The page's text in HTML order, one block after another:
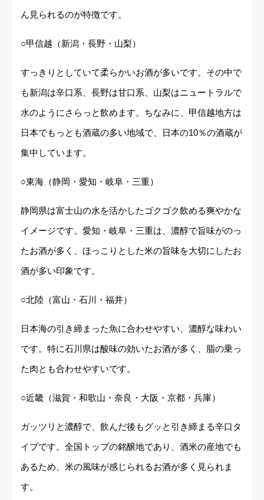
ん見られるのが特徴です。
○甲信越（新潟・長野・山梨）
すっきりとしていて柔らかいお酒が多いです。その中で
も新潟は辛口系、長野は甘口系、山梨はニュートラルで
水のようにさらっと飲めます。ちなみに、甲信越地方は
日本でもっとも酒蔵の多い地域で、日本の10％の酒蔵が
集中しています。
○東海（静岡・愛知・岐阜・三重）
静岡県は富士山の水を活かしたゴクゴク飲める爽やかな
イメージです。愛知・岐阜・三重は、濃醇で旨味がのっ
たお酒が多く、ほっこりとした米の旨味を大切にしたお
酒が多い印象です。
○北陸（富山・石川・福井）
日本海の引き締まった魚に合わせやすい、濃醇な味わい
です。特に石川県は酸味の効いたお酒が多く、脂の乗っ
た肉とも合わせやすいです。
○近畿（滋賀・和歌山・奈良・大阪・京都・兵庫）
ガッツリと濃醇で、飲んだ後もグッと引き締まる辛口タ
イプです。全国トップの銘醸地であり、酒米の産地でも
あるため、米の風味が感じられるお酒が多く見られま
す。